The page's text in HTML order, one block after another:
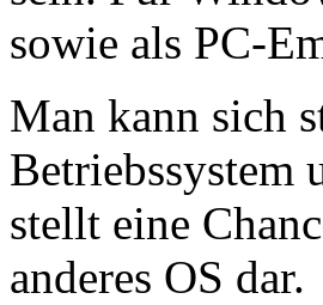
sowie als PC-
Man kann sich
Betriebssystem
stellt eine
anderes OS dar.